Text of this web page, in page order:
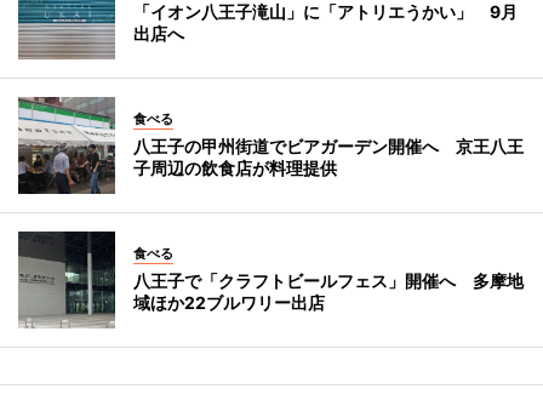
「イオン八王子滝山」に「アトリエうかい」 9月
出店へ
食べる
八王子の甲州街道でビアガーデン開催へ 京王八王
子周辺の飲食店が料理提供
食べる
八王子で「クラフトビールフェス」開催へ 多摩地
域ほか22ブルワリー出店